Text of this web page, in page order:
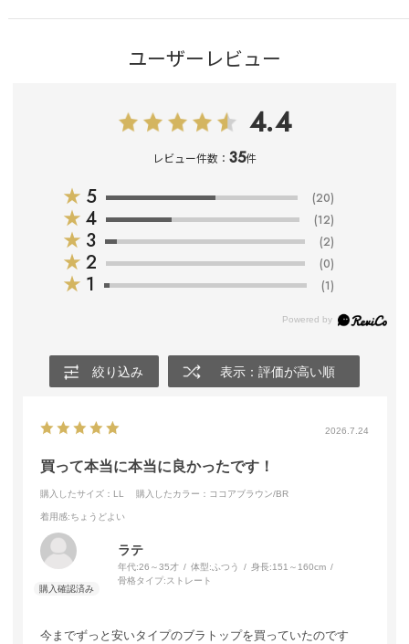
ユーザーレビュー
4.4
レビュー件数： 35件
★ 5 (20)
★ 4 (12)
★ 3 (2)
★ 2 (0)
★ 1 (1)
絞り込み 表示：評価が高い順
2026.7.24
買って本当に本当に良かったです！
購入したサイズ：LL 購入したカラー：ココアブラウン/BR
着用感:ちょうどよい
ラテ
年代:26～35才 体型: ふつう 身長:151～160cm
骨格タイプ: ストレート
今までずっと安いタイプのブラトップを買っていたのです